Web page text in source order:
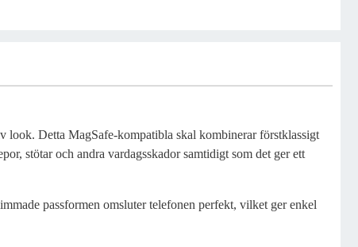
look. Detta MagSafe-kompatibla skal kombinerar förstklassigt
stötar och andra vardagsskador samtidigt som det ger ett
passformen omsluter telefonen perfekt, vilket ger enkel